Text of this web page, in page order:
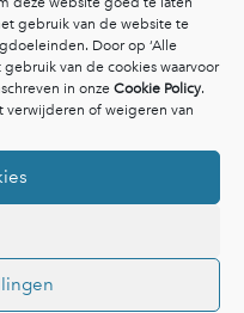
gebruik van de website te
Door op ‘Alle
van de cookies waarvoor
in onze Cookie Policy.
verwijderen of weigeren van
je op de